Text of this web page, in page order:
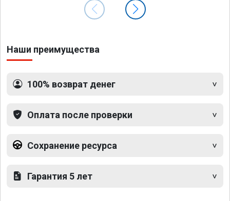
Наши преимущества
100% возврат денег
Оплата после проверки
Сохранение ресурса
Гарантия 5 лет